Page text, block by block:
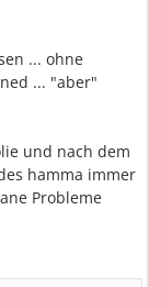
... ohne
... "aber"
und nach dem
hamma immer
Probleme